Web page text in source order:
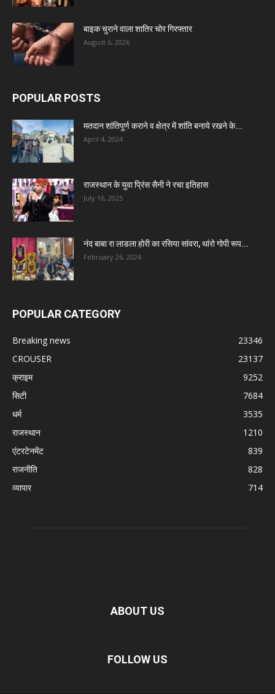
बाइक चुराने वाला शातिर चोर गिरफ्तार
August 6, 2026
POPULAR POSTS
मतदान शांतिपूर्ण कराने व क्षेत्र में शांति बनाये रखने के...
April 4, 2024
राजस्थान के युवा प्रिंस सैनी ने रचा इतिहास
July 16, 2025
नंद बाबा रा लाडला होरी का रसिया सांवरा, थांरो गोपी रूप...
February 26, 2024
POPULAR CATEGORY
Breaking news
23346
CROUSER
23137
क्राइम
9252
सिटी
7684
धर्म
3535
राजस्थान
1210
एंटरटेनमेंट
839
राजनीति
828
व्यापार
714
ABOUT US
FOLLOW US